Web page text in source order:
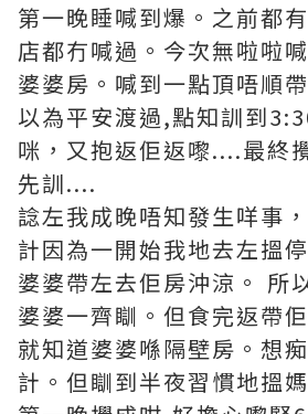
第一晚睡喊到爆。之前都
店都冇喊過。今次無啦啦
婆婆房。喊到一點頂唔順
以為平安渡過,點知訓到
咪，又抱返佢返嚟....最終
先訓....
諗左我成晚唔知發生咩事
計因為一開始我地去左搵
婆婆帶左去佢房沖涼。 所
婆婆一齊瞓。但食完返帶
就知道婆婆喺隔壁房。想
計。但瞓到半夜習慣地搵